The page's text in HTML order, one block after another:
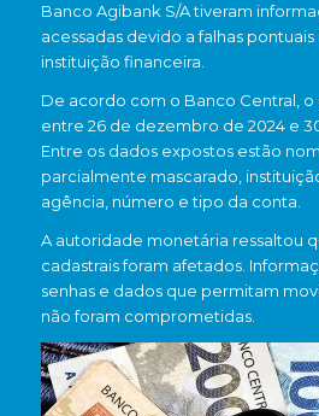
Banco Agibank S/A tiveram
acessadas devido a falhas pontuais
instituição financeira.
De acordo com o Banco Central,
entre 26 de dezembro de 2024 e
Entre os dados expostos estão
parcialmente mascarado,
agência, número e tipo da conta.
A autoridade monetária ressaltou
cadastrais foram afetados.
senhas e dados que permitam
não foram comprometidas.